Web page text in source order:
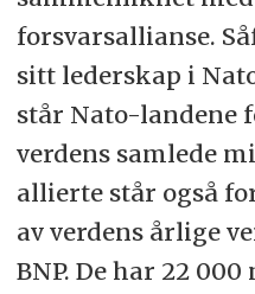
forsvarsallianse.
sitt lederskap i
står Nato-landene
verdens samlede
allierte står også
av verdens årlige
BNP. De har 22